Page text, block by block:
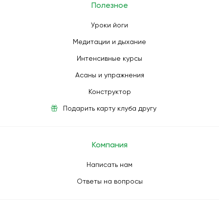
Полезное
Уроки йоги
Медитации и дыхание
Интенсивные курсы
Асаны и упражнения
Конструктор
Подарить карту клуба другу
Компания
Написать нам
Ответы на вопросы